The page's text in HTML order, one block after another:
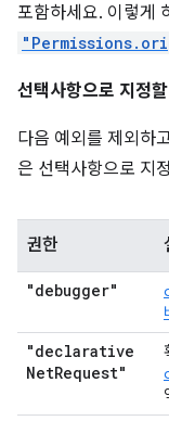
포함하세요. 이렇게
선택사항으로 지정
다음 예외를 제외하
은 선택사항으로 지
권한
"debugger"
"declarative
NetRequest"